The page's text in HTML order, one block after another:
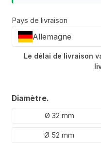
Pays de livraison
Allemagne
Le délai de livraison
Sélectionner
Diamètre.
Ø 32 mm
Ø 52 mm